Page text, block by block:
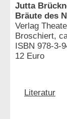
Jutta
Bräute des
Verlag
Broschiert,
ISBN 978-3-
12 Euro
Literatur